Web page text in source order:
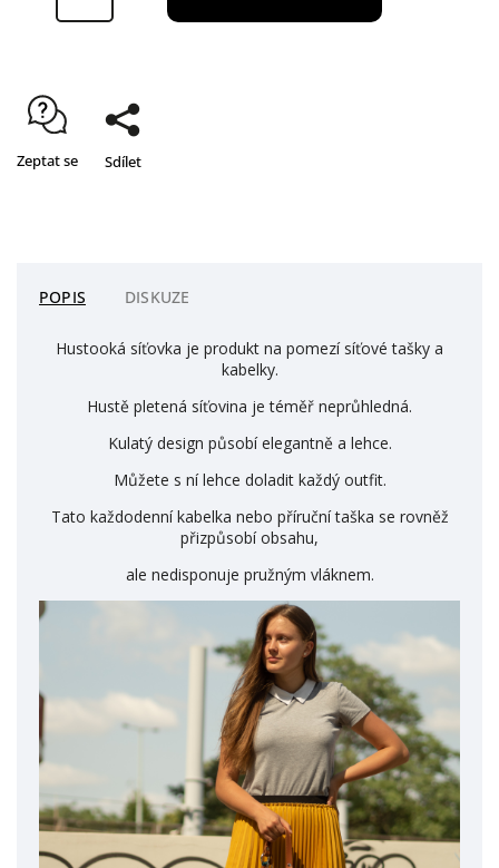
Zeptat se Sdílet
POPIS DISKUZE
Hustooká síťovka je produkt na pomezí síťové tašky a
kabelky.
Hustě pletená síťovina je téměř neprůhledná.
Kulatý design působí elegantně a lehce.
Můžete s ní lehce doladit každý outfit.
Tato každodenní kabelka nebo příruční taška se rovněž
přizpůsobí obsahu,
ale nedisponuje pružným vláknem.